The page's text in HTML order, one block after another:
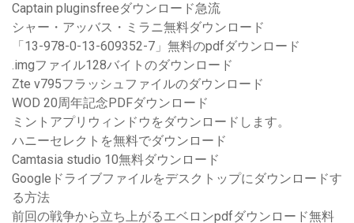
Captain pluginsfreeダウンロード急流
シャー・アッバス・ミラニ無料ダウンロード
「13-978-0-13-609352-7」無料のpdfダウンロード
.imgファイル128バイトのダウンロード
Zte v795フラッシュファイルのダウンロード
WOD 20周年記念PDFダウンロード
ミントアプリウィンドウをダウンロードします。
ハニーセレクトを無料でダウンロード
Camtasia studio 10無料ダウンロード
Googleドライブファイルをデスクトップにダウンロードす
る方法
前回の戦争から立ち上がるエベロンpdfダウンロード無料